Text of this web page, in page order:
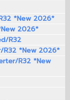
*New 2026*
2026*
R32
R32 *New 2026*
R32 *New